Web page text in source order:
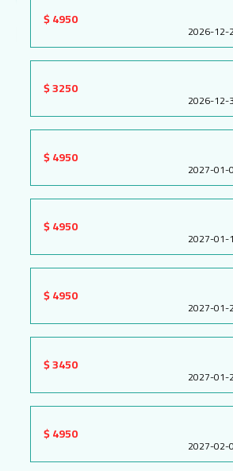
2026-12-
4950 $
2026-12-
3250 $
2027-01-
4950 $
2027-01-
4950 $
2027-01-
4950 $
2027-01-
3450 $
2027-02-
4950 $